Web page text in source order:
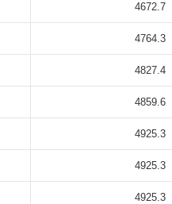
4672.7
4764.3
4827.4
4859.6
4925.3
4925.3
4925.3